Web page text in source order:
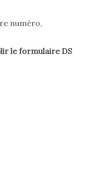
numéro,
le formulaire DS